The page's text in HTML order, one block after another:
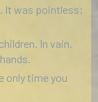
It was pointless;
In vain.
only time you